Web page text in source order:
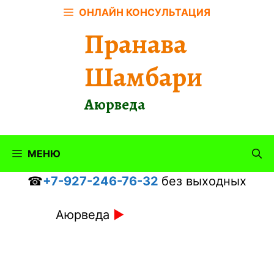
ОНЛАЙН КОНСУЛЬТАЦИЯ
Пранава
Шамбари
Аюрведа
МЕНЮ
☎+7-927-246-76-32 без выходных
Аюрведа ►